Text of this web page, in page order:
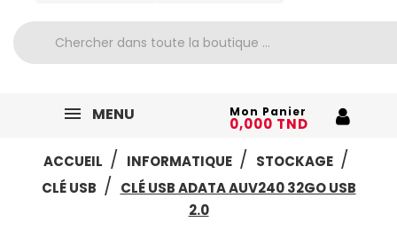
MENU Mon Panier
0,000 TND
ACCUEIL
INFORMATIQUE
STOCKAGE
CLÉ USB
CLÉ USB ADATA AUV240 32GO USB
2.0